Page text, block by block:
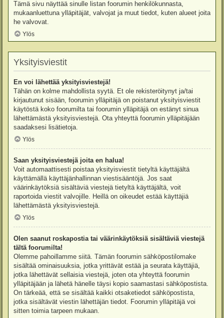
Tämä sivu näyttää sinulle listan foorumin henkilökunnasta,
mukaanluettuna ylläpitäjät, valvojat ja muut tiedot, kuten alueet joita
he valvovat.
Ylös
Yksityisviestit
En voi lähettää yksityisviestejä!
Tähän on kolme mahdollista syytä. Et ole rekisteröitynyt ja/tai
kirjautunut sisään, foorumin ylläpitäjä on poistanut yksityisviestit
käytöstä koko foorumilta tai foorumin ylläpitäjä on estänyt sinua
lähettämästä yksityisviestejä. Ota yhteyttä foorumin ylläpitäjään
saadaksesi lisätietoja.
Ylös
Saan yksityisviestejä joita en halua!
Voit automaattisesti poistaa yksityisviestit tietyltä käyttäjältä
käyttämällä käyttäjänhallinnan viestisääntöjä. Jos saat
väärinkäytöksiä sisältäviä viestejä tietyltä käyttäjältä, voit
raportoida viestit valvojille. Heillä on oikeudet estää käyttäjiä
lähettämästä yksityisviestejä.
Ylös
Olen saanut roskapostia tai väärinkäytöksiä sisältäviä viestejä
tältä foorumilta!
Olemme pahoillamme siitä. Tämän foorumin sähköpostilomake
sisältää ominaisuuksia, jotka yrittävät estää ja seurata käyttäjiä,
jotka lähettävät sellaisia viestejä, joten ota yhteyttä foorumin
ylläpitäjään ja lähetä hänelle täysi kopio saamastasi sähköpostista.
On tärkeää, että se sisältää kaikki otsaketiedot sähköpostista,
jotka sisältävät viestin lähettäjän tiedot. Foorumin ylläpitäjä voi
sitten toimia tarpeen mukaan.